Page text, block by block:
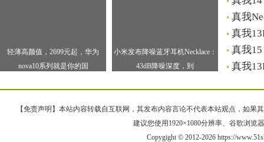
轻薄高颜值，2699元起，华为
nova10系列就是你的国
小米发布降噪蓝牙耳机Necklace：
43dB降噪深度，到
真我
真我
真我
真我
【免责声明】本站内容转载自互联网，其发布内容言论不代表本站观点，如果
建议您使用1920×1080分辨率、谷歌浏览
Copygight © 2012-2026 https://